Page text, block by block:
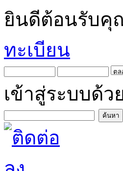
ยินดีต้อนรับคุ
ทะเบียน
เข้าสู่ระบบด้ว